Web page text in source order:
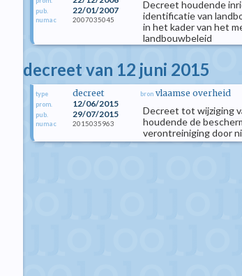
pub. 22/01/2007
numac 2007035045
Decreet houdende
identificatie van
in het kader van het
landbouwbeleid
decreet van 12 juni 2015
type decreet
prom. 12/06/2015
pub. 29/07/2015
numac 2015035963
bron vlaamse overheid
Decreet tot wijziging
houdende de
verontreiniging door